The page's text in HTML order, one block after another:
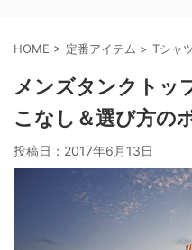
HOME > 定番アイテム > Tシャ
メンズタンクトッ
こなし＆選び方の
投稿日： 2017年6月13日